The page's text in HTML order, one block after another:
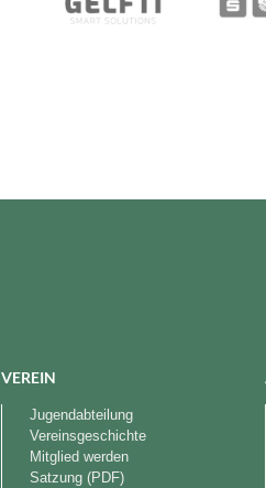
VEREIN
Jugendabteilung
Vereinsgeschichte
Mitglied werden
Satzung (PDF)